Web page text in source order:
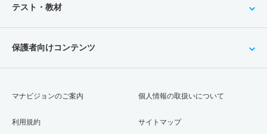
テスト・教材
保護者向けコンテンツ
マナビジョンのご案内
利用規約
個人情報の取扱いについて
サイトマップ